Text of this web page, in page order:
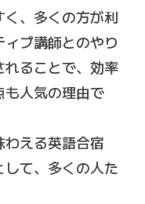
、多くの方が利
ブ講師とのやり
ることで、効率
人気の理由で
える英語合宿
て、多くの人た